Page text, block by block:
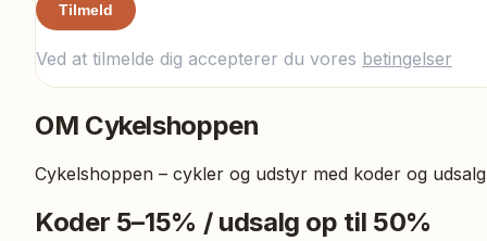
Tilmeld
Ved at tilmelde dig accepterer du vores betingelser
OM Cykelshoppen
Cykelshoppen – cykler og udstyr med koder og
Koder 5–15% / udsalg op til 50%